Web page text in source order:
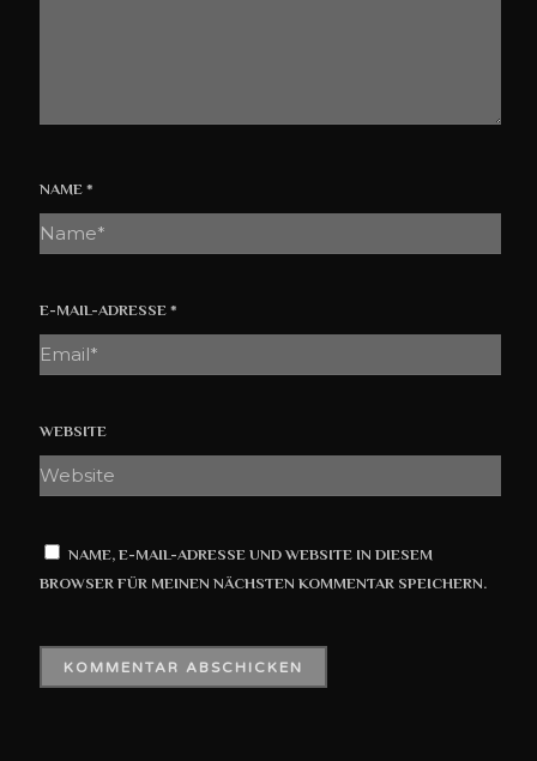
NAME *
E-MAIL-ADRESSE *
WEBSITE
NAME, E-MAIL-ADRESSE UND WEBSITE IN DIESEM
BROWSER FÜR MEINEN NÄCHSTEN KOMMENTAR SPEICHERN.